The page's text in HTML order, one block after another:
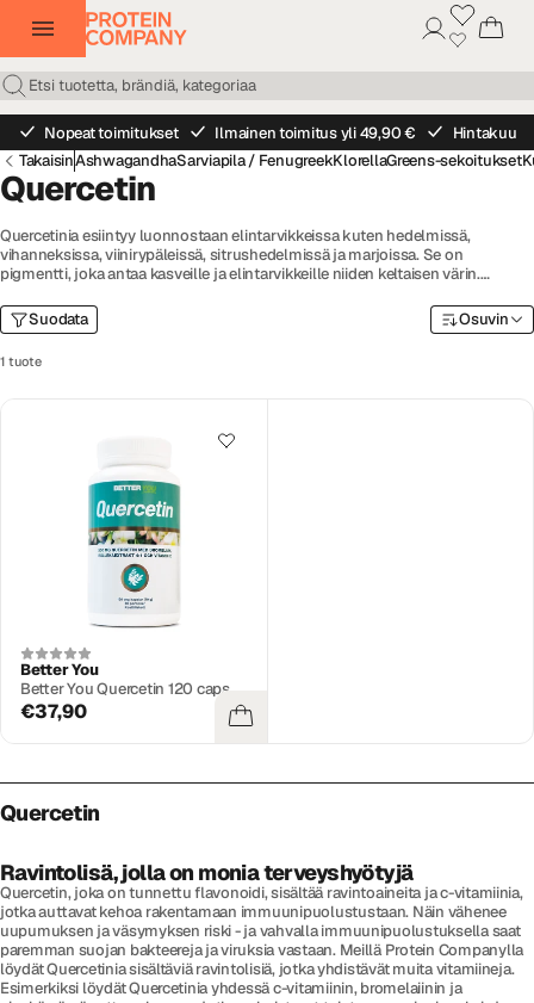
Nopeat toimitukset Ilmainen toimitus yli 49,90 €
Hintakuu
TakaisinAshwagandhaSarviapila / FenugreekKlorellaGreens-sekoitukset
Quercetin
Quercetinia esiintyy luonnostaan elintarvikkeissa kuten hedelmissä,
vihanneksissa, viinirypäleissä, sitrushedelmissä ja marjoissa. Se on
pigmentti, joka antaa kasveille ja elintarvikkeille niiden keltaisen värin.
antitulehduksellisia ominaisuuksia. Vaikka Quercetinia löytää ruoasta ja
elintarvikkeista, sitä voi myös nauttia ravintolisänä hyödyntääkseen
ravintolisiä tablettien muodossa. Valitse merkeistä kuten GAAM ja Better
Suodata
1 tuote
Osuvin
Better You
Better You Quercetin 120 caps
€37,90
Quercetin
Ravintolisä, jolla on monia terveyshyötyjä
Quercetin, joka on tunnettu flavonoidi, sisältää ravintoaineita ja c-vitamiinia,
jotka auttavat kehoa rakentamaan immuunipuolustustaan. Näin vähenee
uupumuksen ja väsymyksen riski - ja vahvalla immuunipuolustuksella saat
paremman suojan bakteereja ja viruksia vastaan. Meillä Protein Companylla
löydät Quercetinia sisältäviä ravintolisiä, jotka yhdistävät muita vitamiineja.
Esimerkiksi löydät Quercetinia yhdessä c-vitamiinin, bromelaiinin ja